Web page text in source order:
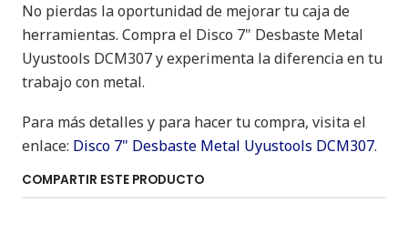
No pierdas la oportunidad de mejorar tu caja de
herramientas. Compra el Disco 7" Desbaste Metal
Uyustools DCM307 y experimenta la diferencia en tu
trabajo con metal.
Para más detalles y para hacer tu compra, visita el
enlace: Disco 7" Desbaste Metal Uyustools DCM307.
COMPARTIR ESTE PRODUCTO